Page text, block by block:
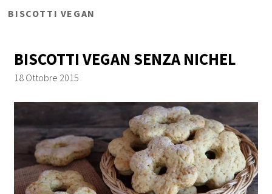
BISCOTTI VEGAN
BISCOTTI VEGAN SENZA NICHEL
18 Ottobre 2015